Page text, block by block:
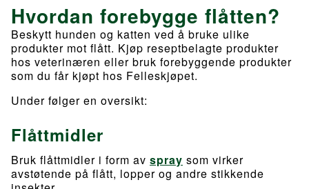
Hvordan forebygge flåtten?
Beskytt hunden og katten ved å bruke ulike
produkter mot flått. Kjøp reseptbelagte produkter
hos veterinæren eller bruk forebyggende produkter
som du får kjøpt hos Felleskjøpet.
Under følger en oversikt:
Flåttmidler
Bruk flåttmidler i form avspray som virker
avstøtende på flått, lopper og andre stikkende